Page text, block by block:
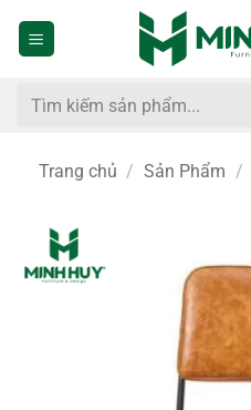
dung
Tìm
Trang chủ / Sản Phẩm /